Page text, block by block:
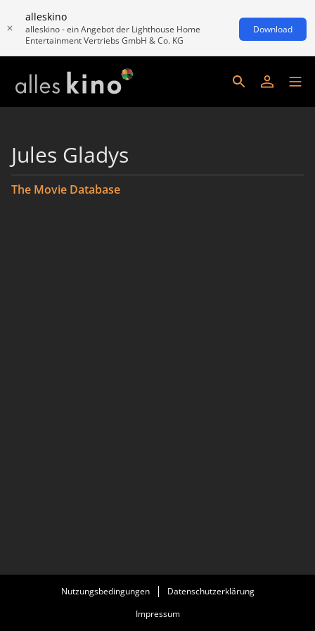
alleskino
alleskino - ein Angebot der Lighthouse Home
Entertainment Vertriebs GmbH & Co. KG
Download
Jules Gladys
The Movie Database
Nutzungsbedingungen
Datenschutzerklärung
Impressum